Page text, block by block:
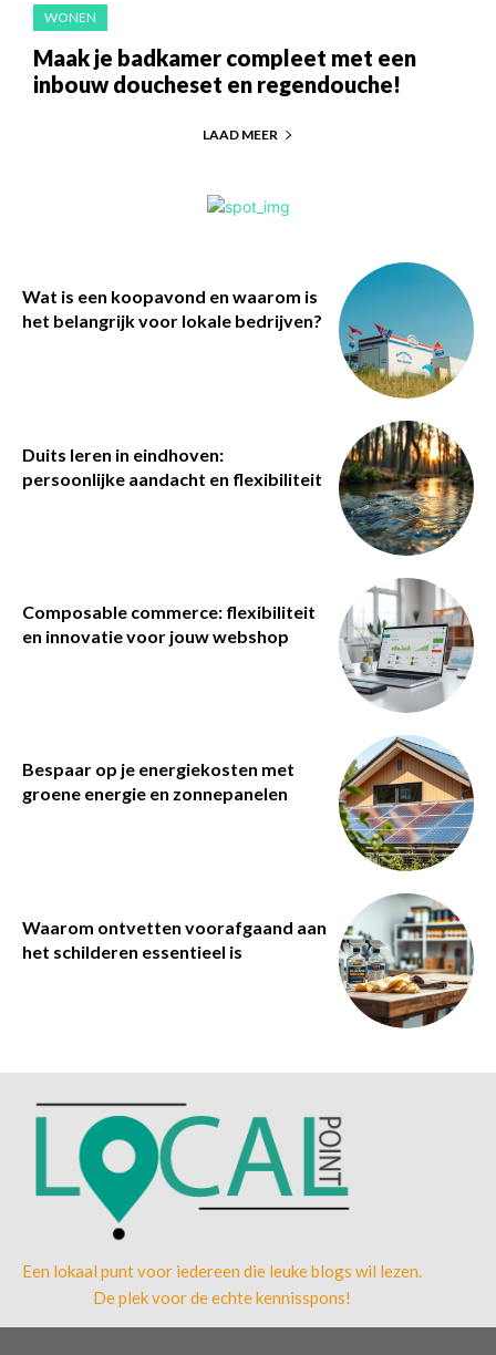
WONEN
Maak je badkamer compleet met een
inbouw doucheset en regendouche!
LAAD MEER
Wat is een koopavond en waarom is
het belangrijk voor lokale bedrijven?
Duits leren in eindhoven:
persoonlijke aandacht en flexibiliteit
Composable commerce: flexibiliteit
en innovatie voor jouw webshop
Bespaar op je energiekosten met
groene energie en zonnepanelen
Waarom ontvetten voorafgaand aan
het schilderen essentieel is
Een lokaal punt voor iedereen die leuke blogs wil lezen.
De plek voor de echte kennisspons!